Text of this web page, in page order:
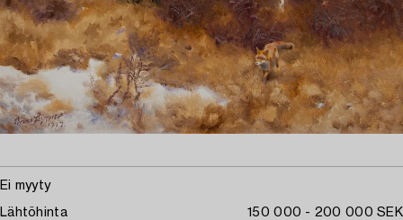
Ei myyty
Lähtöhinta 150 000 - 200 000 SEK